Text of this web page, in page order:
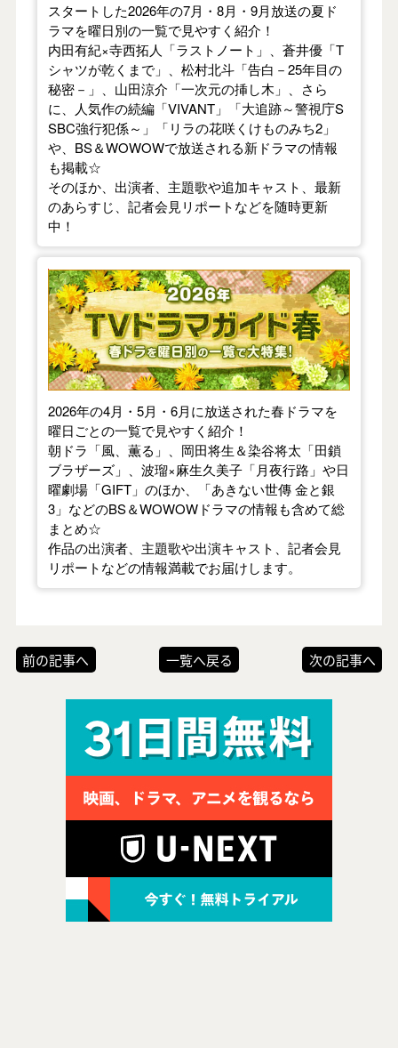
スタートした2026年の7月・8月・9月放送の夏ド
ラマを曜日別の一覧で見やすく紹介！
内田有紀×寺西拓人「ラストノート」、蒼井優「T
シャツが乾くまで」、松村北斗「告白－25年目の
秘密－」、山田涼介「一次元の挿し木」、さら
に、人気作の続編「VIVANT」「大追跡～警視庁S
SBC強行犯係～」「リラの花咲くけものみち2」
や、BS＆WOWOWで放送される新ドラマの情報
も掲載☆
そのほか、出演者、主題歌や追加キャスト、最新
のあらすじ、記者会見リポートなどを随時更新
中！
【2026年春】TVドラマガイド
2026年の4月・5月・6月に放送された春ドラマを
曜日ごとの一覧で見やすく紹介！
朝ドラ「風、薫る」、岡田将生＆染谷将太「田鎖
ブラザーズ」、波瑠×麻生久美子「月夜行路」や日
曜劇場「GIFT」のほか、「あきない世傳 金と銀
3」などのBS＆WOWOWドラマの情報も含めて総
まとめ☆
作品の出演者、主題歌や出演キャスト、記者会見
リポートなどの情報満載でお届けします。
前の記事へ 一覧へ戻る 次の記事へ